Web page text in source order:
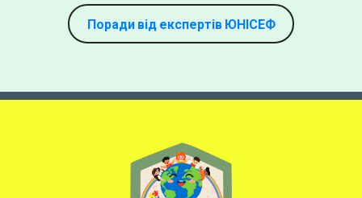
Поради від експертів ЮНІСЕФ